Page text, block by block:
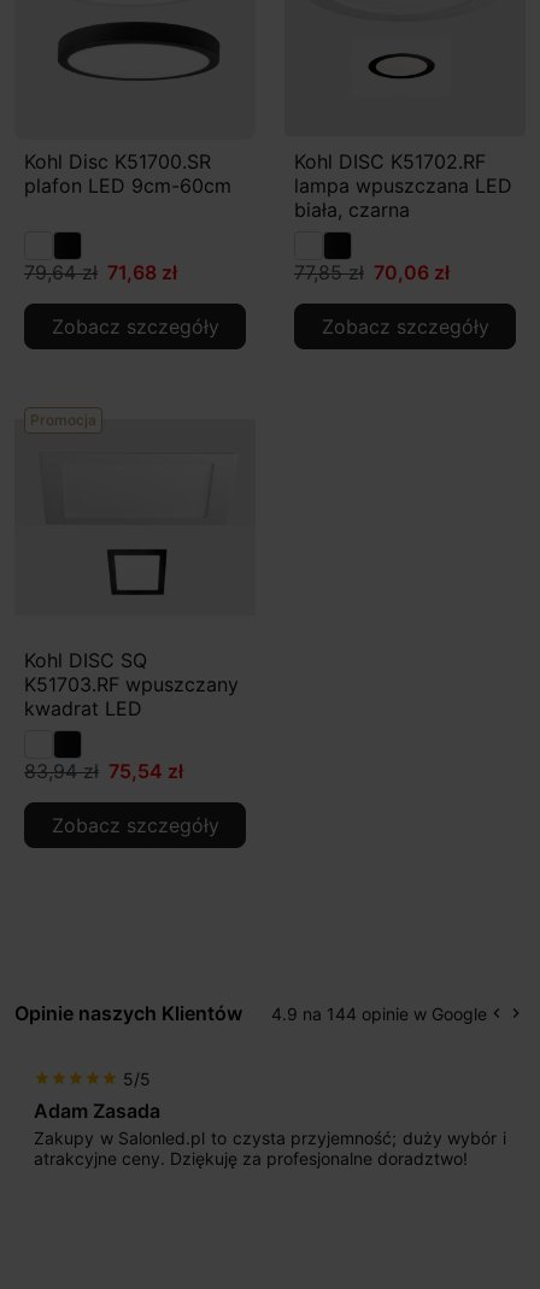
Kohl Disc K51700.SR
plafon LED 9cm-60cm
79,64 zł 71,68 zł
Zobacz szczegóły
Kohl DISC K51702.RF
lampa wpuszczana LED
biała, czarna
77,85 zł 70,06 zł
Zobacz szczegóły
Promocja
Kohl DISC SQ
K51703.RF wpuszczany
kwadrat LED
83,94 zł 75,54 zł
Zobacz szczegóły
Opinie naszych Klientów 4.9 na 144 opinie w Google keyboard_arrow_left keyboard_arrow_right
star star star star star 5/5
Adam Zasada
Zakupy w Salonled.pl to czysta przyjemność; duży wybór i
atrakcyjne ceny. Dziękuję za profesjonalne doradztwo!